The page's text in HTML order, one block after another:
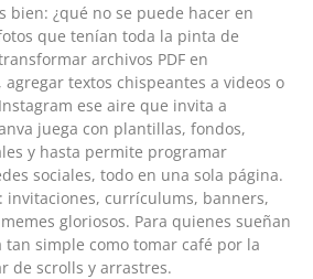
bien: ¿qué no se puede hacer en
que tenían toda la pinta de
archivos PDF en
textos chispeantes a videos o
ese aire que invita a
juega con plantillas, fondos,
y hasta permite programar
sociales, todo en una sola página.
invitaciones, currículums, banners,
gloriosos. Para quienes sueñan
tan simple como tomar café por la
de scrolls y arrastres.